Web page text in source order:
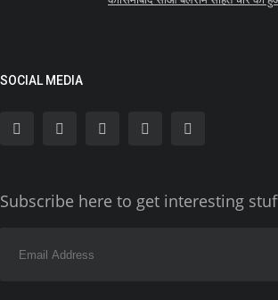
SOCIAL MEDIA
Subscribe here to get interesting